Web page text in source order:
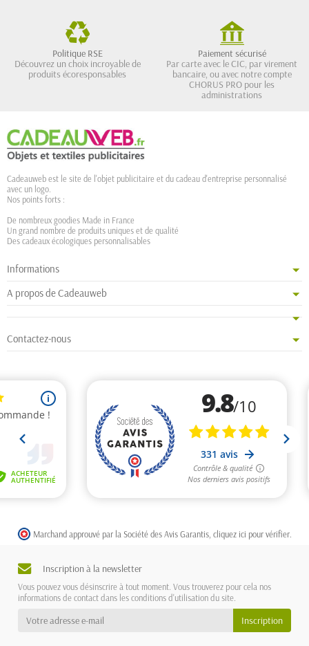
Politique RSE
Découvrez un choix incroyable de
produits écoresponsables
Paiement sécurisé
Par carte avec le CIC, par virement
bancaire, ou avec notre compte
CHORUS PRO pour les
administrations
Cadeauweb est le site de l'objet publicitaire et du cadeau d'entreprise personnalisé
avec un logo.
Nos points forts :
De nombreux goodies Made in France
Un grand nombre de produits uniques et de qualité
Des cadeaux écologiques personnalisables
Informations
A propos de Cadeauweb
Contactez-nous
Marchand approuvé par la Société des Avis Garantis, cliquez ici pour vérifier
Inscription à la newsletter
Vous pouvez vous désinscrire à tout moment. Vous trouverez pour cela nos
informations de contact dans les conditions d'utilisation du site.